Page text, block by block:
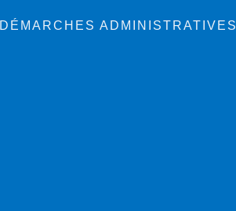
DÉMARCHES ADMINISTRATIVES